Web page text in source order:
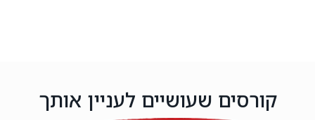
קורסים שעושיים לעניין אותך